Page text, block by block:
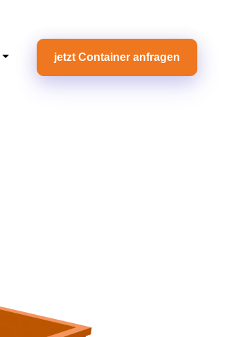
jetzt Container anfragen